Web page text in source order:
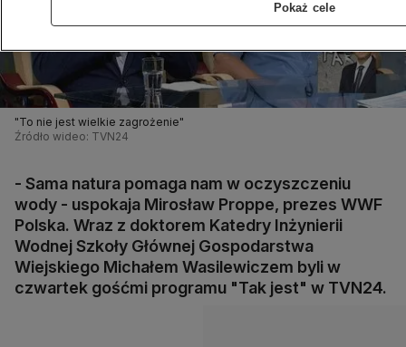
"To nie jest wielkie zagrożenie"
Źródło wideo: TVN24
- Sama natura pomaga nam w oczyszczeniu
wody - uspokaja Mirosław Proppe, prezes WWF
Polska. Wraz z doktorem Katedry Inżynierii
Wodnej Szkoły Głównej Gospodarstwa
Wiejskiego Michałem Wasilewiczem byli w
czwartek gośćmi programu "Tak jest" w TVN24.
Pokaż cele